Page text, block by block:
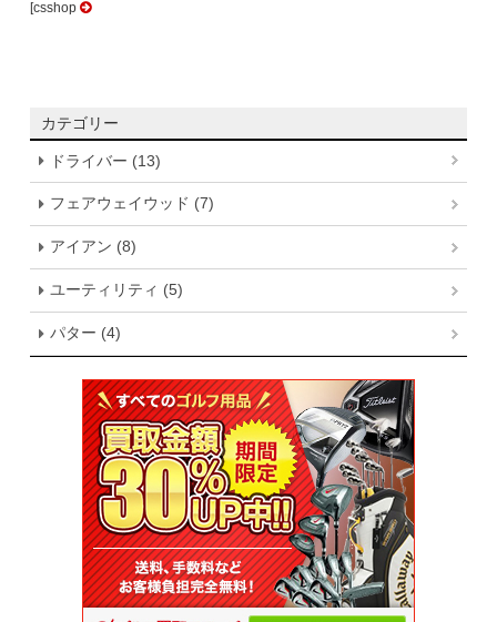
[csshop
カテゴリー
ドライバー (13)
フェアウェイウッド (7)
アイアン (8)
ユーティリティ (5)
パター (4)